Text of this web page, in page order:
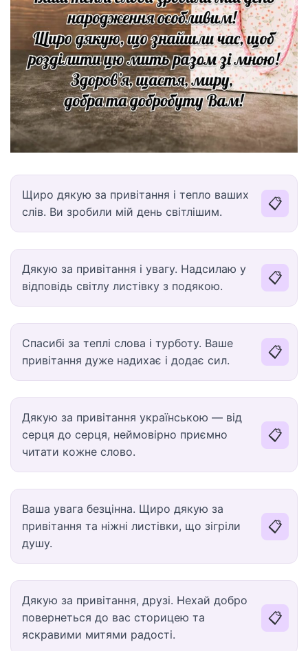
Щиро дякую за привітання і тепло ваших
слів. Ви зробили мій день світлішим.
📋
Дякую за привітання і увагу. Надсилаю у
відповідь світлу листівку з подякою.
📋
Спасибі за теплі слова і турботу. Ваше
привітання дуже надихає і додає сил.
📋
Дякую за привітання українською — від
серця до серця, неймовірно приємно
читати кожне слово.
📋
Ваша увага безцінна. Щиро дякую за
привітання та ніжні листівки, що зігріли
душу.
📋
Дякую за привітання, друзі. Нехай добро
повернеться до вас сторицею та
яскравими митями радості.
📋